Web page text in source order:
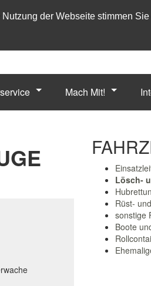
der Webseite stimmen Sie
Mach Mit!
Lösch-
Rüst-
sonstige
Boote